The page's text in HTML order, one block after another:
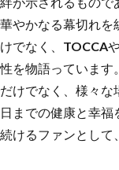
かなる幕切れを
でなく、 TOCCA
を物語っています。
でなく、様々な
での健康と幸福
るファンとして